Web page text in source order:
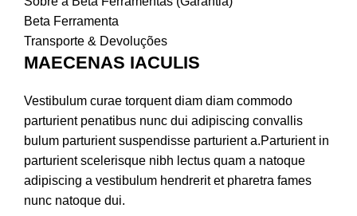
Beta Ferramenta
Transporte & Devoluções
MAECENAS IACULIS
Vestibulum curae torquent diam diam commodo
parturient penatibus nunc dui adipiscing convallis
bulum parturient suspendisse parturient a.Parturient in
parturient scelerisque nibh lectus quam a natoque
adipiscing a vestibulum hendrerit et pharetra fames
nunc natoque dui.